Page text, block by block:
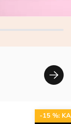
-15 %: